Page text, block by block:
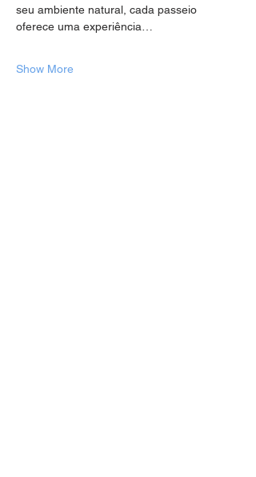
seu ambiente natural, cada passeio
oferece uma experiência…
Show More